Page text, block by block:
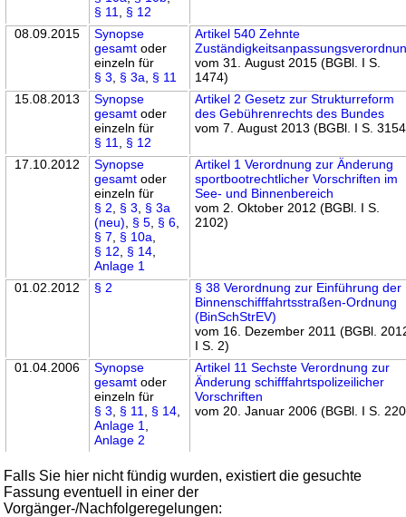
§ 11
§ 12
08.09.2015
Synopse
gesamt oder
einzeln für
§ 3
§ 3a § 11
Artikel 540 Zehnte
vom 31. August 2015 (BGBl. I S.
1474)
15.08.2013
Synopse
gesamt oder
einzeln für
§ 11
§ 12
Artikel 2 Gesetz zur Strukturreform
des Gebührenrechts des Bundes
vom 7. August 2013 (BGBl. I S.
17.10.2012
Synopse
gesamt oder
einzeln für
§ 2
§ 3
§ 3a
(neu)
§ 5 § 6
§ 7
§ 10a
§ 12
§ 14
Anlage 1
Artikel 1 Verordnung zur Änderung
sportbootrechtlicher Vorschriften im
See- und Binnenbereich
vom 2. Oktober 2012 (BGBl. I S.
2102)
01.02.2012 § 2
§ 38 Verordnung zur Einführung der
Binnenschifffahrtsstraßen-Ordnung
(BinSchStrEV)
vom 16. Dezember 2011 (BGBl.
I S. 2)
01.04.2006
Synopse
gesamt oder
einzeln für
§ 3
§ 11 § 14
Anlage 1
Anlage 2
Artikel 11 Sechste Verordnung zur
Änderung schifffahrtspolizeilicher
Vorschriften
vom 20. Januar 2006 (BGBl. I S.
Falls Sie hier nicht fündig wurden, existiert die gesuchte
Fassung eventuell in einer der
Vorgänger-/Nachfolgeregelungen: